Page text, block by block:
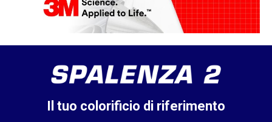
Il tuo colorificio di riferimento